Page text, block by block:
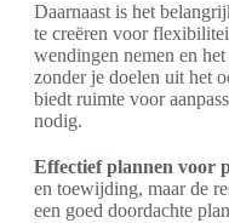
Daarnaast is het
te creëren voor
wendingen nemen en
zonder je doelen uit het
biedt ruimte voor
nodig.
Effectief plannen voor
en toewijding, maar de
een goed doordachte